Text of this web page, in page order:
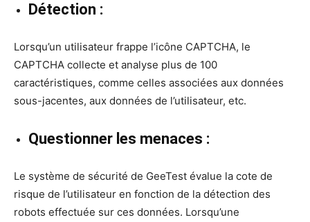
Détection :
Lorsqu’un utilisateur frappe l’icône CAPTCHA, le
CAPTCHA collecte et analyse plus de 100
caractéristiques, comme celles associées aux données
sous-jacentes, aux données de l’utilisateur, etc.
Questionner les menaces :
Le système de sécurité de GeeTest évalue la cote de
risque de l’utilisateur en fonction de la détection des
robots effectuée sur ces données. Lorsqu’une